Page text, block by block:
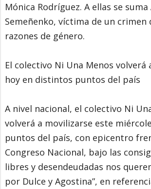
Mónica Rodríguez. A ellas se suma
Semeñenko, víctima de un crimen
razones de género.
El colectivo Ni Una Menos volverá
hoy en distintos puntos del país
A nivel nacional, el colectivo Ni
volverá a movilizarse este
puntos del país, con epicentro
Congreso Nacional, bajo las
libres y desendeudadas nos
por Dulce y Agostina”, en